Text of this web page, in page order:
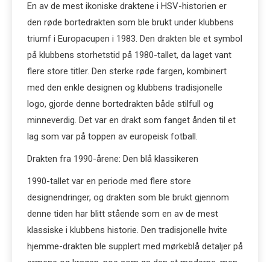
En av de mest ikoniske draktene i HSV-historien er
den røde bortedrakten som ble brukt under klubbens
triumf i Europacupen i 1983. Den drakten ble et symbol
på klubbens storhetstid på 1980-tallet, da laget vant
flere store titler. Den sterke røde fargen, kombinert
med den enkle designen og klubbens tradisjonelle
logo, gjorde denne bortedrakten både stilfull og
minneverdig. Det var en drakt som fanget ånden til et
lag som var på toppen av europeisk fotball.
Drakten fra 1990-årene: Den blå klassikeren
1990-tallet var en periode med flere store
designendringer, og drakten som ble brukt gjennom
denne tiden har blitt stående som en av de mest
klassiske i klubbens historie. Den tradisjonelle hvite
hjemme-drakten ble supplert med mørkeblå detaljer på